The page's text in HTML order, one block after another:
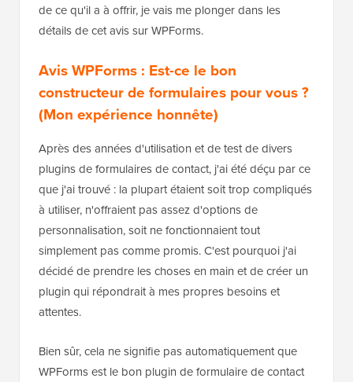
de ce qu'il a à offrir, je vais me plonger dans les
détails de cet avis sur WPForms.
Avis WPForms : Est-ce le bon
constructeur de formulaires pour vous ?
(Mon expérience honnête)
Après des années d'utilisation et de test de divers
plugins de formulaires de contact, j'ai été déçu par ce
que j'ai trouvé : la plupart étaient soit trop compliqués
à utiliser, n'offraient pas assez d'options de
personnalisation, soit ne fonctionnaient tout
simplement pas comme promis. C'est pourquoi j'ai
décidé de prendre les choses en main et de créer un
plugin qui répondrait à mes propres besoins et
attentes.
Bien sûr, cela ne signifie pas automatiquement que
WPForms est le bon plugin de formulaire de contact